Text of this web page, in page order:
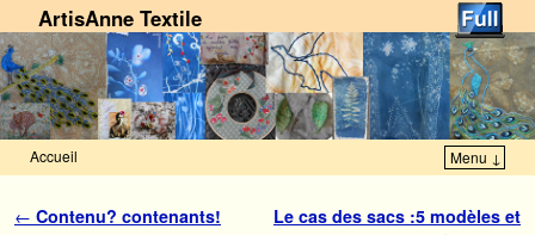
ArtisAnne Textile
Accueil Menu ↓
Navigation des articles
← Contenu? contenants!
Le cas des sacs :5 modèles et